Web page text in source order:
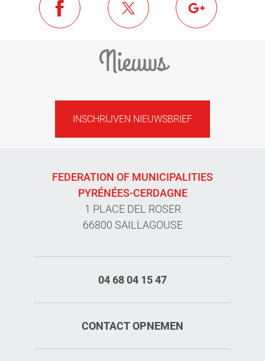
Nieuws
INSCHRIJVEN NIEUWSBRIEF
FEDERATION OF MUNICIPALITIES
PYRÉNÉES-CERDAGNE
1 PLACE DEL ROSER
66800 SAILLAGOUSE
04 68 04 15 47
CONTACT OPNEMEN